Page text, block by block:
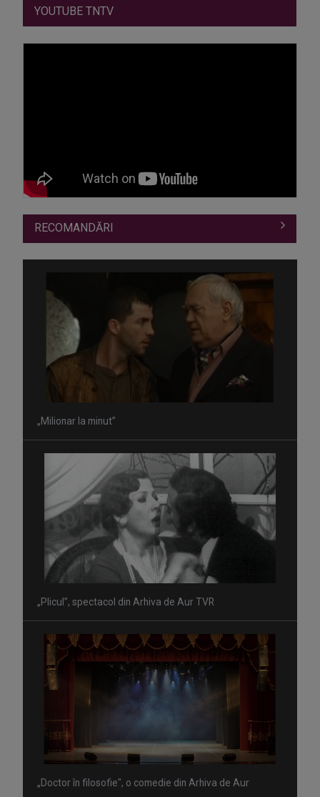
YOUTUBE TNTV
RECOMANDĂRI
„Milionar la minut”
„Plicul”, spectacol din Arhiva de Aur TVR
„Doctor în filosofie", o comedie din Arhiva de Aur